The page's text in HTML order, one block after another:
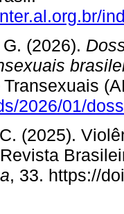
(2026).
Transexuais
2026/01/
(2025).
, 33. https://